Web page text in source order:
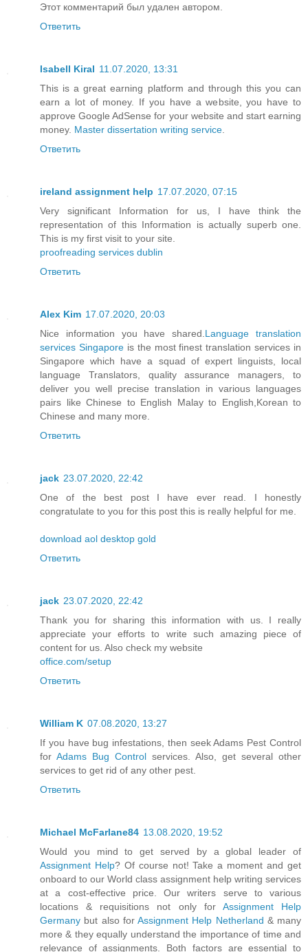
Этот комментарий был удален автором.
Ответить
Isabell Kiral 11.07.2020, 13:31
This is a great earning platform and through this you can
earn a lot of money. If you have a website, you have to
approve Google AdSense for your website and start earning
money. Master dissertation writing service
Ответить
ireland assignment help 17.07.2020, 07:15
Very significant Information for us, I have think the
representation of this Information is actually superb one.
This is my first visit to your site.
proofreading services dublin
Ответить
Alex Kim 17.07.2020, 20:03
Nice information you have shared. Language translation
services Singaporeis the most finest translation services in
Singapore which have a squad of expert linguists, local
language Translators, quality assurance managers, to
deliver you well precise translation in various languages
pairs like Chinese to English Malay to English,Korean to
Chinese and many more.
Ответить
jack 23.07.2020, 22:42
One of the best post I have ever read. I honestly
congratulate to you for this post this is really helpful for me.
download aol desktop gold
Ответить
jack 23.07.2020, 22:42
Thank you for sharing this information with us. I really
appreciate your efforts to write such amazing piece of
content for us. Also check my website
office.com/setup
Ответить
William K 07.08.2020, 13:27
If you have bug infestations, then seek Adams Pest Control
for Adams Bug Control services. Also, get several other
services to get rid of any other pest.
Ответить
Michael McFarlane84 13.08.2020, 19:52
Would you mind to get served by a global leader of
Assignment Help? Of course not! Take a moment and get
onboard to our World class assignment help writing services
at a cost-effective price. Our writers serve to various
locations & requisitions not only for Assignment Help
Germany but also for Assignment Help Netherland & many
more & they equally understand the importance of time and
relevance of assignments. Both factors are essential to